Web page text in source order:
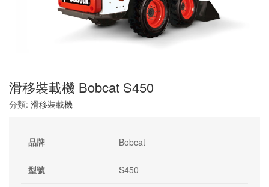
滑移裝載機 Bobcat S450
分類: 滑移裝載機
品牌 Bobcat
型號 S450